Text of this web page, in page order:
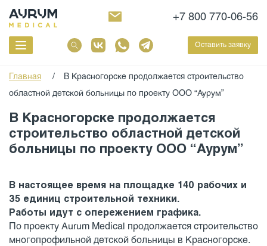
+7 800 770-06-56
Оставить заявку
Главная / В Красногорске продолжается строительство
областной детской больницы по проекту ООО “Аурум”
В Красногорске продолжается
строительство областной детской
больницы по проекту ООО “Аурум”
В настоящее время на площадке 140 рабочих и
35 единиц строительной техники.
Работы идут с опережением графика.
По проекту Aurum Medical продолжается строительство
многопрофильной детской больницы в Красногорске.